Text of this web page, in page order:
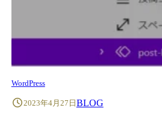
WordPress
2023年4月27日 BLOG